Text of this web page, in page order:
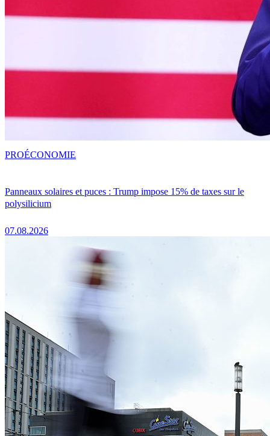
Panneaux solaires et puces : Trump impose 15% de taxes sur le
polysilicium
07.08.2026
PROÉCONOMIE